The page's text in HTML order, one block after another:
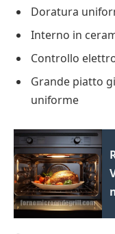
Doratura
Interno in
Controllo
Grande piatto
uniforme